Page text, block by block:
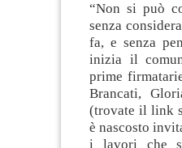
“Non si può
senza
fa, e senza
inizia il
prime
Brancati,
(trovate il link
è nascosto
i lavori che